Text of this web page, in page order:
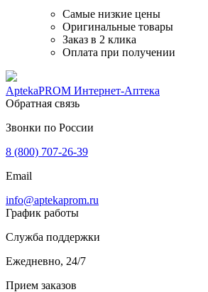
Самые низкие цены
Оригинальные товары
Заказ в 2 клика
Оплата при получении
AptekaPROM Интернет-Аптека
Обратная связь
Звонки по России
8 (800) 707-26-39
Email
info@aptekaprom.ru
График работы
Служба поддержки
Ежедневно, 24/7
Прием заказов